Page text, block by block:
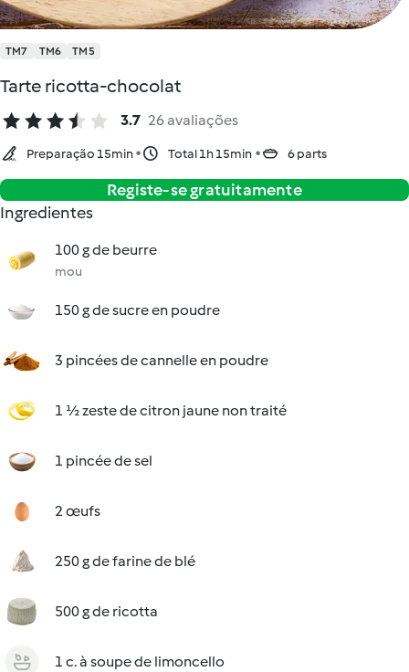
TM7 TM6 TM5
Tarte ricotta-chocolat
3.7 26 avaliações
Preparação 15min Total 1h 15min 6 parts
Registe-se gratuitamente
Ingredientes
100 g de beurre
mou
150 g de sucre en poudre
3 pincées de cannelle en poudre
1 ½ zeste de citron jaune non traité
1 pincée de sel
2 œufs
250 g de farine de blé
500 g de ricotta
1 c. à soupe de limoncello